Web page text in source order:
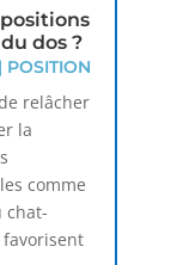
dos ?
POSITION
relâcher
la
comme
chat-